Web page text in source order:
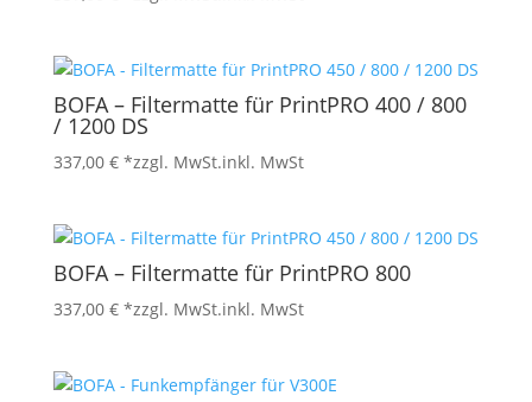
BOFA – Filtermatte für PrintPRO 400 / 800
/ 1200 DS
337,00 € *zzgl. MwSt.inkl. MwSt
BOFA – Filtermatte für PrintPRO 800
337,00 € *zzgl. MwSt.inkl. MwSt